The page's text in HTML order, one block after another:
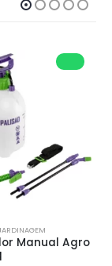
Manual Agro